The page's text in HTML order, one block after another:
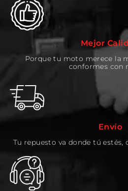
Mejor
Porque tu moto merece la
conformes con
Envío
Tu repuesto va donde tú estés,